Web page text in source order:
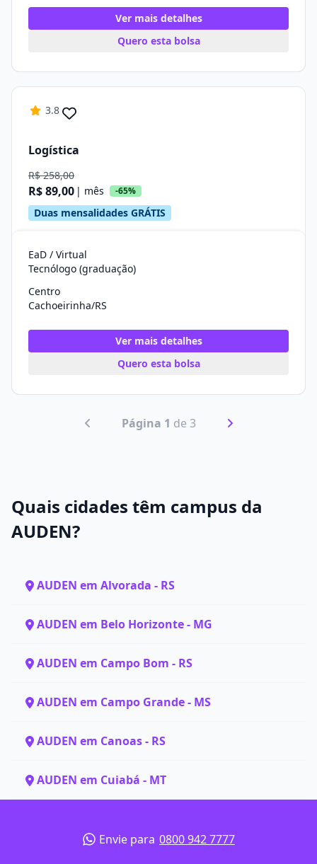
Ver mais detalhes
Quero esta bolsa
3.8
Logística
R$ 258,00
R$ 89,00 | mês -65%
Duas mensalidades GRÁTIS
EaD / Virtual
Tecnólogo (graduação)
Centro
Cachoeirinha/RS
Ver mais detalhes
Quero esta bolsa
Página 1 de 3
Quais cidades têm campus da
AUDEN?
AUDEN em Alvorada - RS
AUDEN em Belo Horizonte - MG
AUDEN em Campo Bom - RS
AUDEN em Campo Grande - MS
AUDEN em Canoas - RS
AUDEN em Cuiabá - MT
Envie para 0800 942 7777